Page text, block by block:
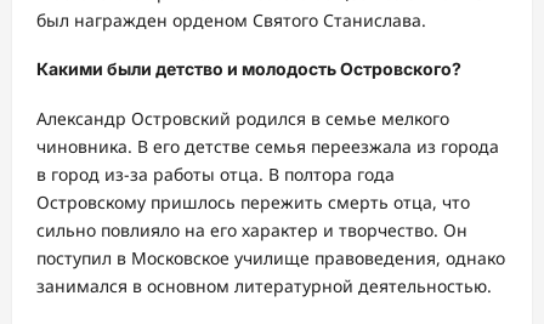
был награжден орденом Святого Станислава.
Какими были детство и молодость Островского?
Александр Островский родился в семье мелкого
чиновника. В его детстве семья переезжала из города
в город из-за работы отца. В полтора года
Островскому пришлось пережить смерть отца, что
сильно повлияло на его характер и творчество. Он
поступил в Московское училище правоведения, однако
занимался в основном литературной деятельностью.